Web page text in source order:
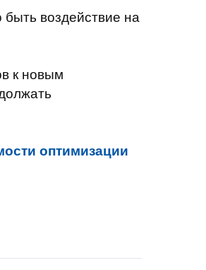
воздействие на
к новым
оптимизации